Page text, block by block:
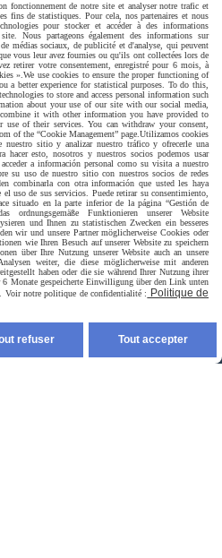
rapide
et union europeen
fonctionnement de notre site et analyser notre trafic et
fins de statistiques. Pour cela, nos partenaires et nous
pour stocker et accéder à des informations
Nous partageons également des informations sur
médias sociaux, de publicité et d'analyse, qui peuvent
vous leur avez fournies ou qu'ils ont collectées lors de
retirer votre consentement, enregistré pour 6 mois, à
». We use cookies to ensure the proper functioning of
a better experience for statistical purposes. To do this,
to store and access personal information such
about your use of our site with our social media,
it with other information you have provided to
of their services. You can withdraw your consent,
of the “Cookie Management” page. Utilizamos cookies
nuestro sitio y analizar nuestro tráfico y ofrecerle una
hacer esto, nosotros y nuestros socios podemos usar
a información personal como su visita a nuestro
su uso de nuestro sitio con nuestros socios de redes
combinarla con otra información que usted les haya
uso de sus servicios. Puede retirar su consentimiento,
situado en la parte inferior de la página “Gestión de
ordnungsgemäße Funktionieren unserer Website
und Ihnen zu statistischen Zwecken ein besseres
wir und unsere Partner möglicherweise Cookies oder
wie Ihren Besuch auf unserer Website zu speichern
über Ihre Nutzung unserer Website auch an unsere
weiter, die diese möglicherweise mit anderen
haben oder die sie während Ihrer Nutzung ihrer
Monate gespeicherte Einwilligung über den Link unten
Voir notre politique de confidentialité :
Politique de
refuser Tout accepter